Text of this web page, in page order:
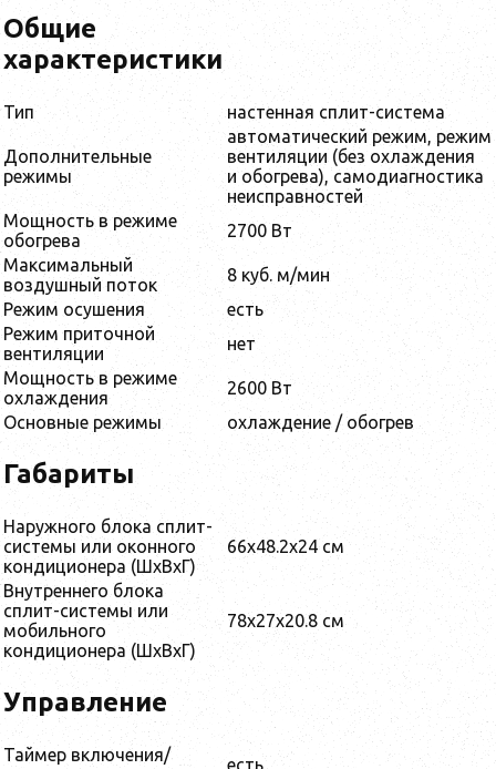
Общие
характеристики
Тип настенная сплит-система
Дополнительные
режимы
автоматический режим, режим
вентиляции (без охлаждения
и обогрева), самодиагностика
неисправностей
Мощность в режиме
обогрева
2700 Вт
Максимальный
воздушный поток
8 куб. м/мин
Режим осушения
есть
Режим приточной
вентиляции
нет
Мощность в режиме
охлаждения
2600 Вт
Основные режимы
охлаждение / обогрев
Габариты
Наружного блока сплит-
системы или оконного
кондиционера (ШxВxГ)
66x48.2x24 см
Внутреннего блока
сплит-системы или
мобильного
кондиционера (ШxВxГ)
78x27x20.8 см
Управление
Таймер включения/
есть